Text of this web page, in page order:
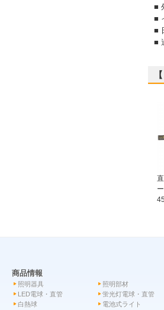
■
■
■
■
商品情報
照明器具
照明部材
LED電球・直管
蛍光灯電球・直管
白熱球
電池式ライト